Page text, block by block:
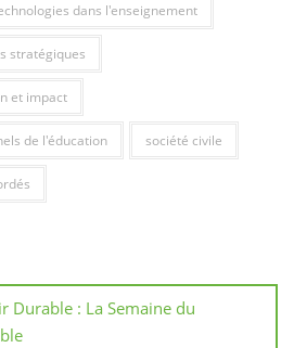
dans l'enseignement
stratégiques
et impact
de l'éducation société civile
Durable : La Semaine du